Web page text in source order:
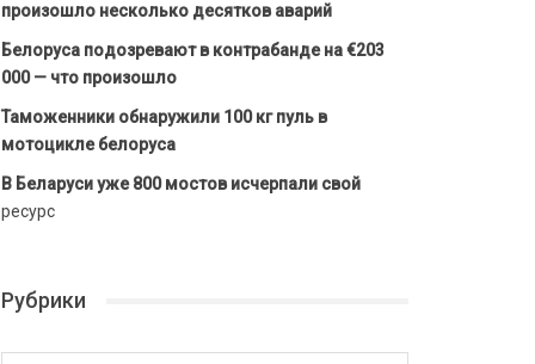
произошло несколько десятков аварий
Белоруса подозревают в контрабанде на €203
000 — что произошло
Таможенники обнаружили 100 кг пуль в
мотоцикле белоруса
В Беларуси уже 800 мостов исчерпали свой
ресурс
Рубрики